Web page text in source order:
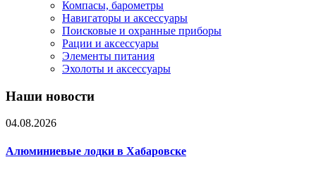
Компасы, барометры
Навигаторы и аксессуары
Поисковые и охранные приборы
Рации и аксессуары
Элементы питания
Эхолоты и аксессуары
Наши новости
04.08.2026
Алюминиевые лодки в Хабаровске